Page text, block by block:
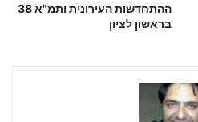
ההתחדשות העירונית ותמ"א 38
בראשון לציון